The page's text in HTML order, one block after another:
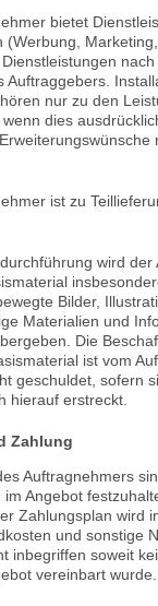
bietet
(Werbung,
Auftraggebers.
nur zu den
dies
ist zu
wird der
Bilder,
Materialien und
Die
ist vom
geschuldet, sofern
hierauf erstreckt.
Zahlung
Auftragnehmers
Angebot
Zahlungsplan wird
und sonstige
inbegriffen soweit
vereinbart wurde.